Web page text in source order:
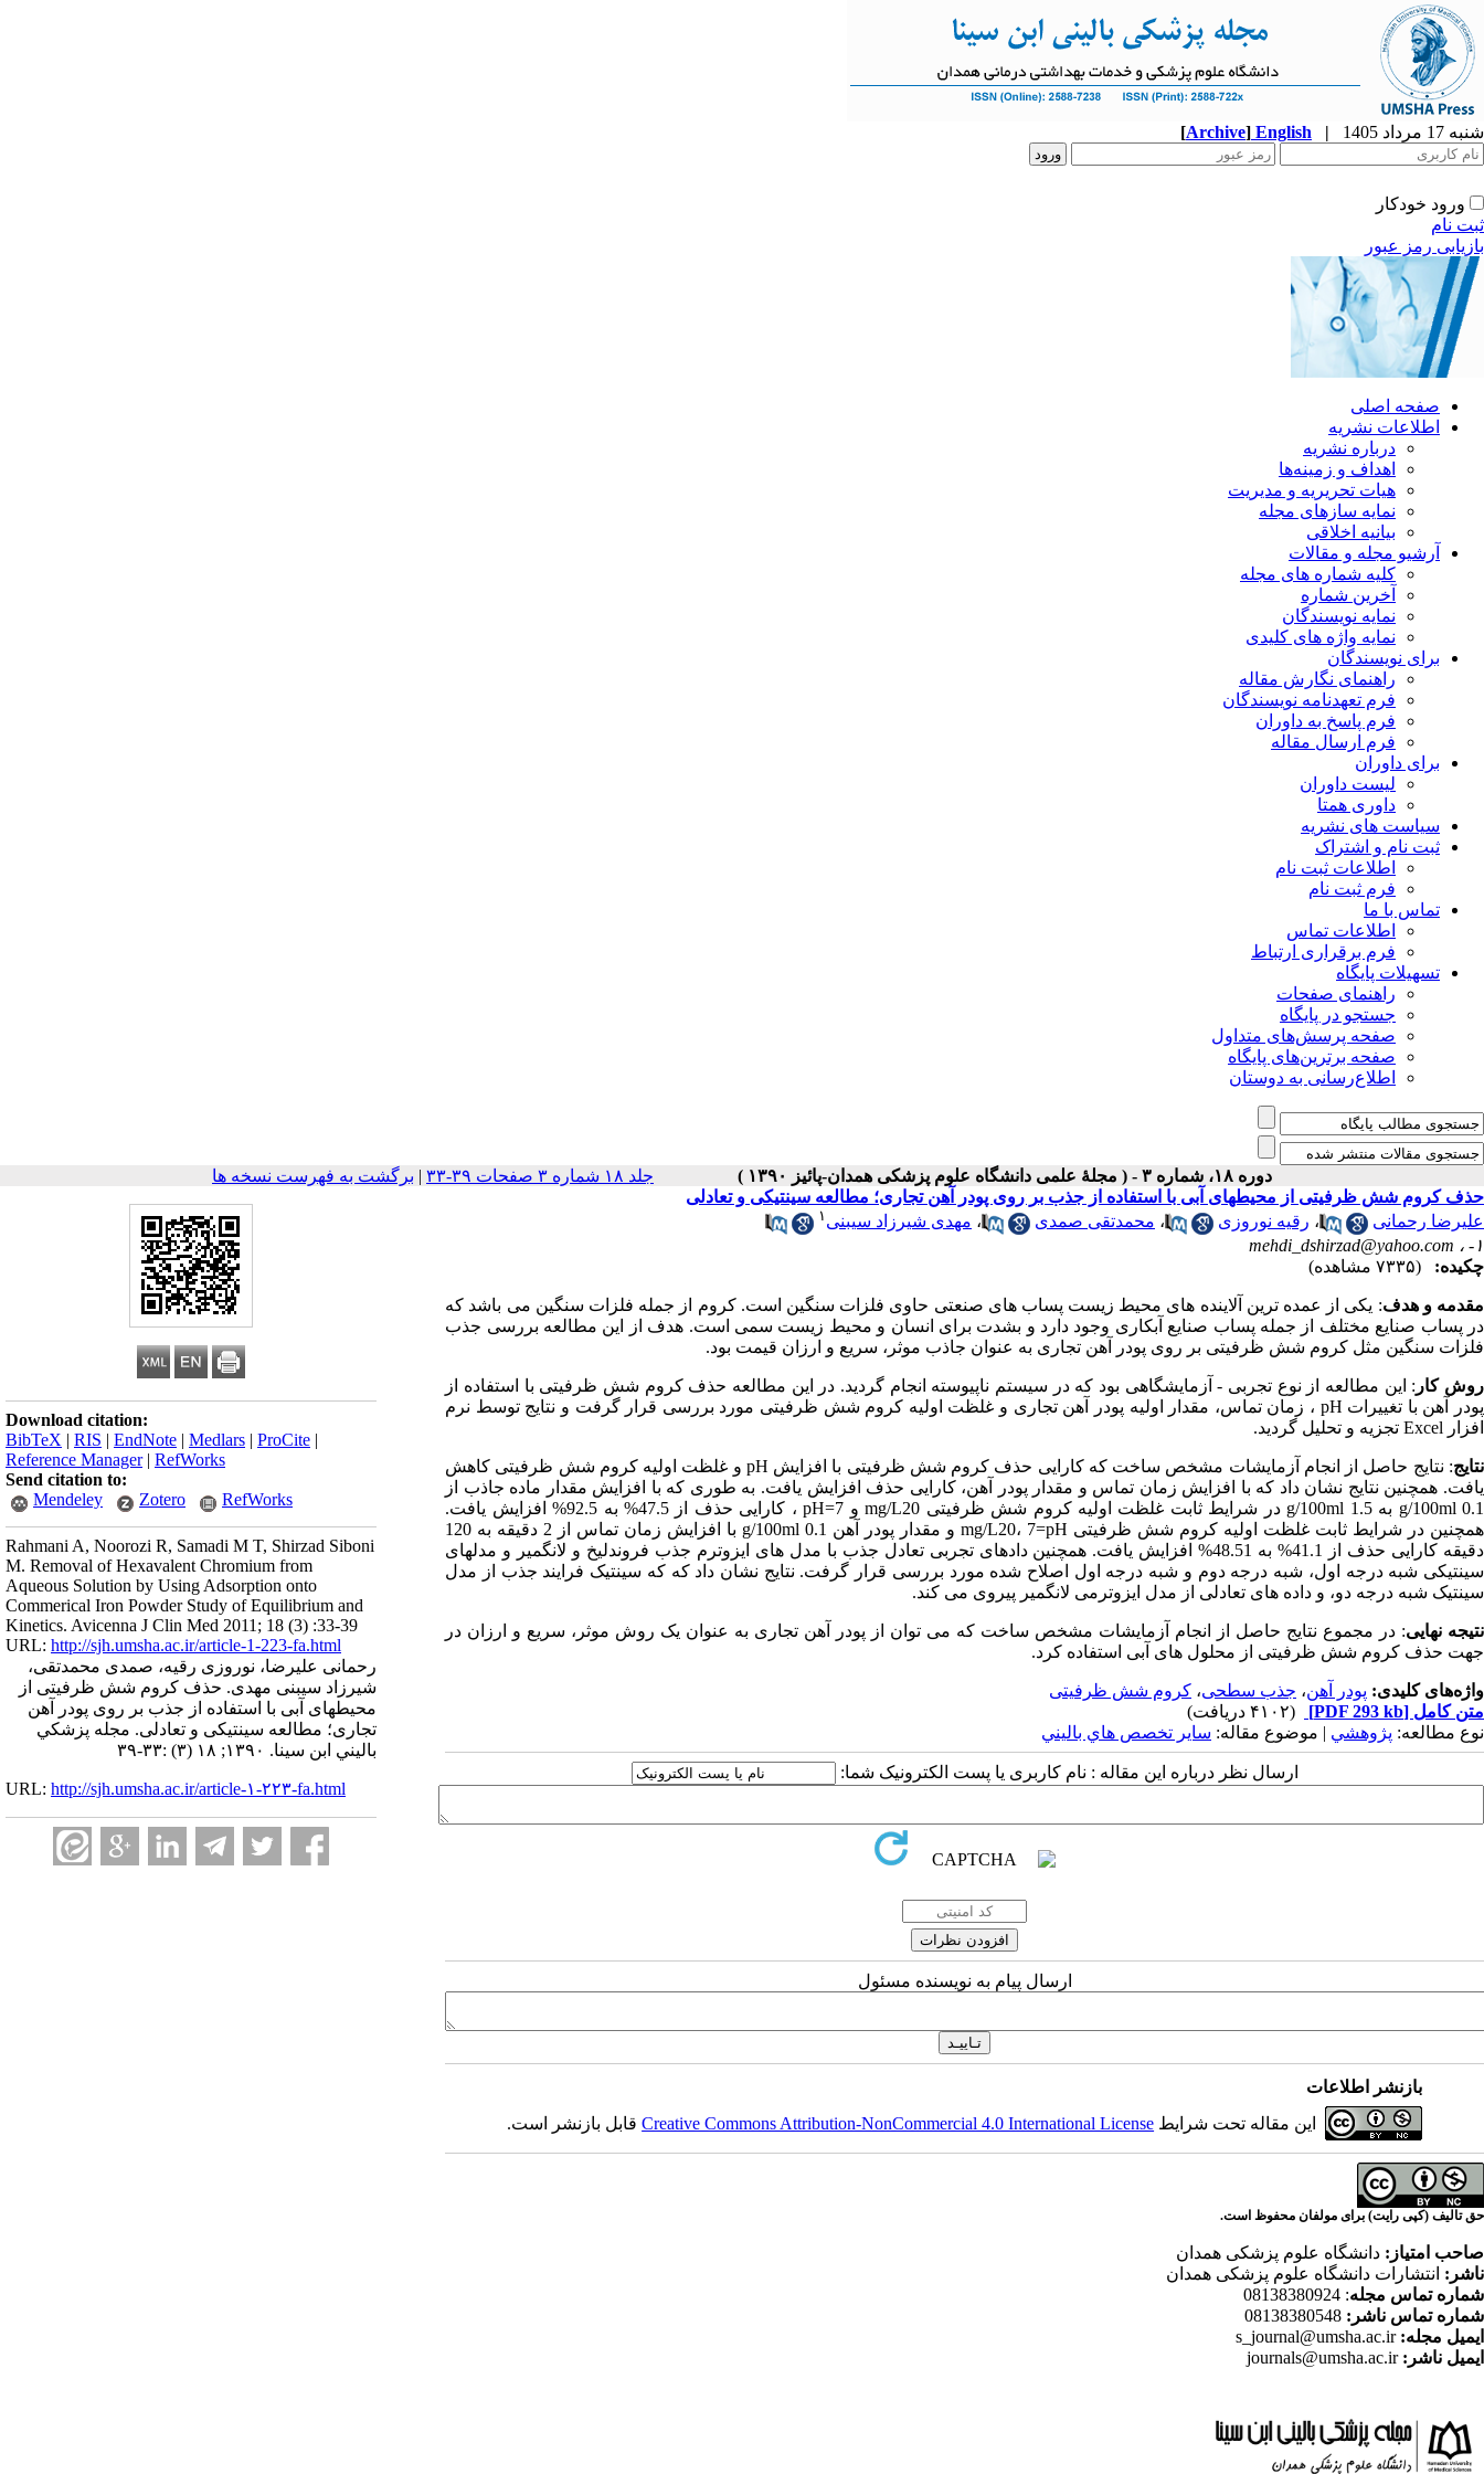
شنبه 17 مرداد 1405 |
English
[Archive]
ورود خودکار
ثبت نام
بازیابی رمز عبور
صفحه اصلی
اطلاعات نشریه
درباره نشریه
اهداف و زمینه‌ها
هیات تحریریه و مدیریت
نمایه سازهای مجله
بیانیه اخلاقی
آرشیو مجله و مقالات
کلیه شماره های مجله
آخرین شماره
نمایه نویسندگان
نمایه واژه های کلیدی
برای نویسندگان
راهنمای نگارش مقاله
فرم تعهدنامه نویسندگان
فرم پاسخ به داوران
فرم ارسال مقاله
برای داوران
لیست داوران
داوری همتا
سیاست های نشریه
ثبت نام و اشتراک
اطلاعات ثبت نام
فرم ثبت نام
تماس با ما
اطلاعات تماس
فرم برقراری ارتباط
تسهیلات پایگاه
راهنمای صفحات
جستجو در پایگاه
صفحه پرسش‌های متداول
صفحه برترین‌های پایگاه
اطلاع‌رسانی به دوستان
دوره ۱۸، شماره ۳ - ( مجلۀ علمی دانشگاه علوم پزشکی همدان-پائيز ۱۳۹۰ ) جلد ۱۸ شماره ۳ صفحات ۳۹-۳۳ | برگشت به فهرست نسخه ها
Download citation:
BibTeX | RIS | EndNote | Medlars | ProCite |
Reference Manager| RefWorks
Send citation to:
Mendeley
Zotero RefWorks
Rahmani A, Noorozi R, Samadi M T, Shirzad Siboni
M. Removal of Hexavalent Chromium from
Aqueous Solution by Using Adsorption onto
Commerical Iron Powder Study of Equilibrium and
Kinetics. Avicenna J Clin Med 2011; 18 (3) :33-39
URL: http://sjh.umsha.ac.ir/article-1-223-fa.html
رحمانی علیرضا، نوروزی رقیه، صمدی محمدتقی،
شیرزاد سیبنی مهدی. حذف کروم شش ظرفیتی از
محیطهای آبی با استفاده از جذب بر روی پودر آهن
تجاری؛ مطالعه سینتیکی و تعادلی. مجله پزشكي
باليني ابن سينا. ۱۳۹۰; ۱۸ (۳) :۳۳-۳۹
URL: http://sjh.umsha.ac.ir/article-۱-۲۲۳-fa.html
حذف کروم شش ظرفیتی از محیطهای آبی با استفاده از جذب بر روی پودر آهن تجاری؛ مطالعه سینتیکی و تعادلی
علیرضا رحمانی
، رقیه نوروزی ، محمدتقی صمدی ، مهدی شیرزاد سیبنی ۱
۱- ،
mehdi_dshirzad@yahoo.com
چکیده:
(۷۳۳۵ مشاهده)
مقدمه و هدف: یکی از عمده ترین آلاینده های محیط زیست پساب های صنعتی حاوی فلزات سنگین است. کروم از جمله فلزات سنگین می باشد که
در پساب صنایع مختلف از جمله پساب صنایع آبکاری وجود دارد و بشدت برای انسان و محیط زیست سمی است. هدف از این مطالعه بررسی جذب
فلزات سنگین مثل کروم شش ظرفیتی بر روی پودر آهن تجاری به عنوان جاذب موثر، سریع و ارزان قیمت بود.
روش کار : این مطالعه از نوع تجربی - آزمایشگاهی بود که در سیستم ناپیوسته انجام گردید. در این مطالعه حذف کروم شش ظرفیتی با استفاده از
پودر آهن با تغییرات pH ، زمان تماس، مقدار اولیه پودر آهن تجاری و غلظت اولیه کروم شش ظرفیتی مورد بررسی قرار گرفت و نتایج توسط نرم
افزار Excel تجزیه و تحلیل گردید.
نتایج
: نتایج حاصل از انجام آزمایشات مشخص ساخت که کارایی حذف کروم شش ظرفیتی با افزایش pH و غلظت اولیه کروم شش ظرفیتی کاهش
یافت. همچنین نتایج نشان داد که با افزایش زمان تماس و مقدار پودر آهن، کارایی حذف افزایش یافت. به طوری که با افزایش مقدار ماده جاذب از
g/100ml 0.1 به g/100ml 1.5 در شرایط ثابت غلظت اولیه کروم شش ظرفیتی mg/L20 و 7=pH ، کارایی حذف از 47.5% به 92.5% افزایش یافت.
همچنین در شرایط ثابت غلظت اولیه کروم شش ظرفیتی mg/L20، 7=pH و مقدار پودر آهن g/100ml 0.1 با افزایش زمان تماس از 2 دقیقه به 120
دقیقه کارایی حذف از 41.1% به 48.51% افزایش یافت. همچنین دادهای تجربی تعادل جذب با مدل های ایزوترم جذب فروندلیخ و لانگمیر و مدلهای
سینتیکی شبه درجه اول، شبه درجه دوم و شبه درجه اول اصلاح شده مورد بررسی قرار گرفت. نتایج نشان داد که که سینتیک فرایند جذب از مدل
سینتیک شبه درجه دو، و داده های تعادلی از مدل ایزوترمی لانگمیر پیروی می کند.
نتیجه نهایی: در مجموع نتایج حاصل از انجام آزمایشات مشخص ساخت که می توان از پودر آهن تجاری به عنوان یک روش موثر، سریع و ارزان در
جهت حذف کروم شش ظرفیتی از محلول های آبی استفاده کرد.
واژه‌های کلیدی: پودر آهن، جذب سطحی، کروم شش ظرفیتی
متن کامل [PDF 293 kb]
(۴۱۰۲ دریافت)
نوع مطالعه: پژوهشي | موضوع مقاله: سایر تخصص هاي باليني
ارسال نظر درباره این مقاله : نام کاربری یا پست الکترونیک شما:
ارسال پیام به نویسنده مسئول
بازنشر اطلاعات
این مقاله تحت شرایط Creative Commons Attribution-NonCommercial 4.0 International Licenseقابل بازنشر است.
حق تالیف (کپی رایت) برای مولفان محفوظ است.
صاحب امتیاز: دانشگاه علوم پزشکی همدان
ناشر: انتشارات دانشگاه علوم پزشکی همدان
شماره تماس مجله: 08138380924
شماره تماس ناشر:
ایمیل مجله: s_journal@umsha.ac.ir
ایمیل ناشر: journals@umsha.ac.ir